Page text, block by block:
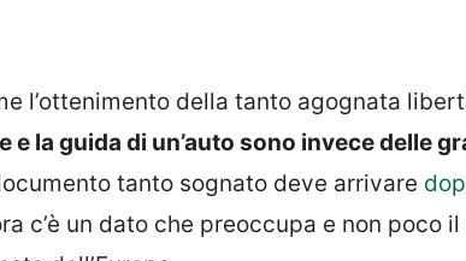
l’ottenimento della tanto agognata
e la guida di un’auto sono invece delle
tanto sognato deve arrivare
c’è un dato che preoccupa e non poco